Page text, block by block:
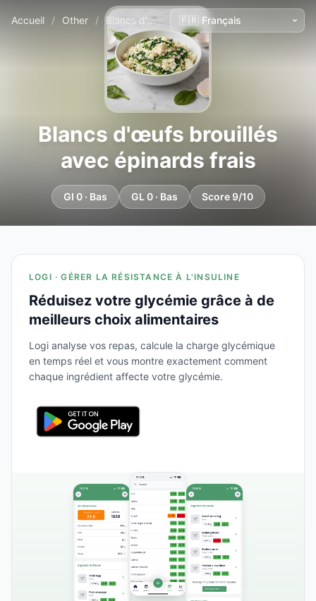
Accueil / Other / Blancs d'œufs brouillés avec épinards frais
Blancs d'œufs brouillés
avec épinards frais
GI 0 · Bas GL 0 · Bas Score 9/10
LOGI · GÉRER LA RÉSISTANCE À L'INSULINE
Réduisez votre glycémie grâce à de
meilleurs choix alimentaires
Logi analyse vos repas, calcule la charge glycémique
en temps réel et vous montre exactement comment
chaque ingrédient affecte votre glycémie.